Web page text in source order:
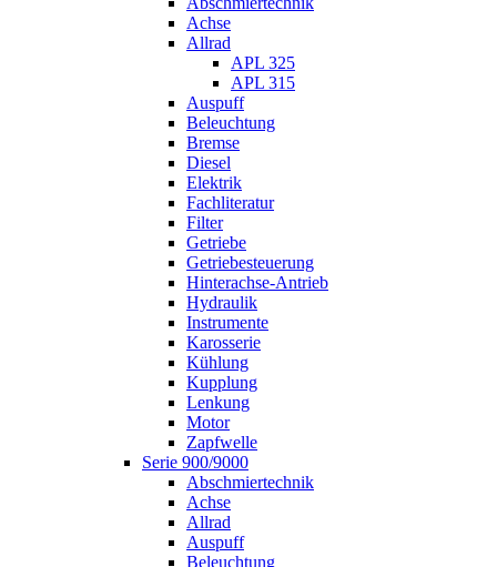
Achse
Allrad
APL 325
APL 315
Auspuff
Beleuchtung
Bremse
Diesel
Elektrik
Fachliteratur
Filter
Getriebe
Getriebesteuerung
Hinterachse-Antrieb
Hydraulik
Instrumente
Karosserie
Kühlung
Kupplung
Lenkung
Motor
Zapfwelle
Serie 900/9000
Abschmiertechnik
Achse
Allrad
Auspuff
Beleuchtung